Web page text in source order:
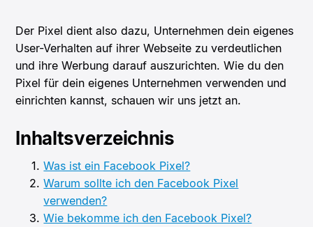
Der Pixel dient also dazu, Unternehmen dein eigenes
User-Verhalten auf ihrer Webseite zu verdeutlichen
und ihre Werbung darauf auszurichten. Wie du den
Pixel für dein eigenes Unternehmen verwenden und
einrichten kannst, schauen wir uns jetzt an.
Inhaltsverzeichnis
Was ist ein Facebook Pixel?
Warum sollte ich den Facebook Pixel
verwenden?
Wie bekomme ich den Facebook Pixel?